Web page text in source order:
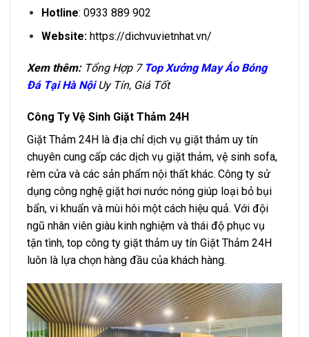
Hotline: 0933 889 902
Website:https://dichvuvietnhat.vn/
Xem thêm: Tổng Hợp 7 Top Xưởng May Áo Bóng
Đá Tại Hà Nội Uy Tín, Giá Tốt
Công Ty Vệ Sinh Giặt Thảm 24H
Giặt Thảm 24H là địa chỉ dịch vụ giặt thảm uy tín
chuyên cung cấp các dịch vụ giặt thảm, vệ sinh sofa,
rèm cửa và các sản phẩm nội thất khác. Công ty sử
dụng công nghệ giặt hơi nước nóng giúp loại bỏ bụi
bẩn, vi khuẩn và mùi hôi một cách hiệu quả. Với đội
ngũ nhân viên giàu kinh nghiệm và thái độ phục vụ
tận tình, top công ty giặt thảm uy tín Giặt Thảm 24H
luôn là lựa chọn hàng đầu của khách hàng.